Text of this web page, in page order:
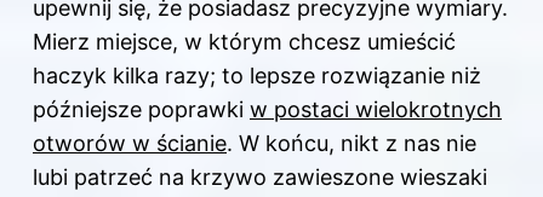
upewnij się, że posiadasz precyzyjne wymiary.
Mierz miejsce, w którym chcesz umieścić
haczyk kilka razy; to lepsze rozwiązanie niż
późniejsze poprawki w postaci wielokrotnych
otworów w ścianie. W końcu, nikt z nas nie
lubi patrzeć na krzywo zawieszone wieszaki